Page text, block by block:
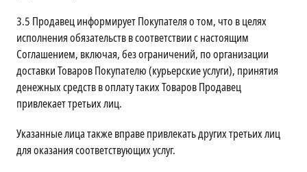
3.5 Продавец информирует Покупателя о том, что в целях
исполнения обязательств в соответствии с настоящим
Соглашением, включая, без ограничений, по организации
доставки Товаров Покупателю (курьерские услуги), принятия
денежных средств в оплату таких Товаров Продавец
привлекает третьих лиц.
Указанные лица также вправе привлекать других третьих лиц
для оказания соответствующих услуг.